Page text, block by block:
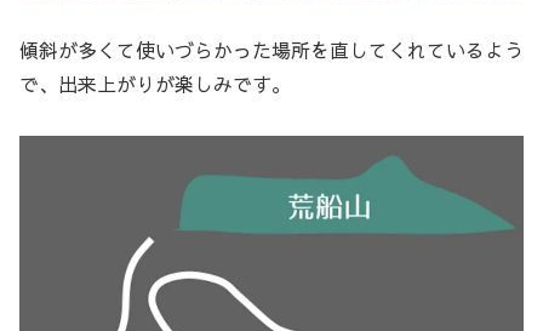
傾斜が多くて使いづらかった場所を直してくれているよう
で、出来上がりが楽しみです。